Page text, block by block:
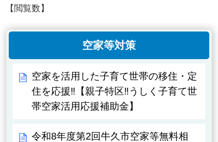
【閲覧数】
空家等対策
空家を活用した子育て世帯の移住・定
住を応援‼【親子特区‼うしく子育て世
帯空家活用応援補助金】
令和8年度第2回牛久市空家等無料相